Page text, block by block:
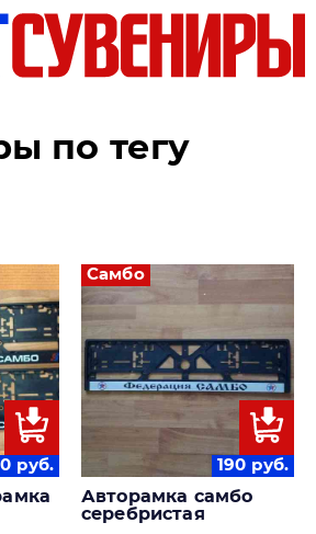
по тегу
руб.
Самбо
190 руб.
Авторамка самбо
серебристая